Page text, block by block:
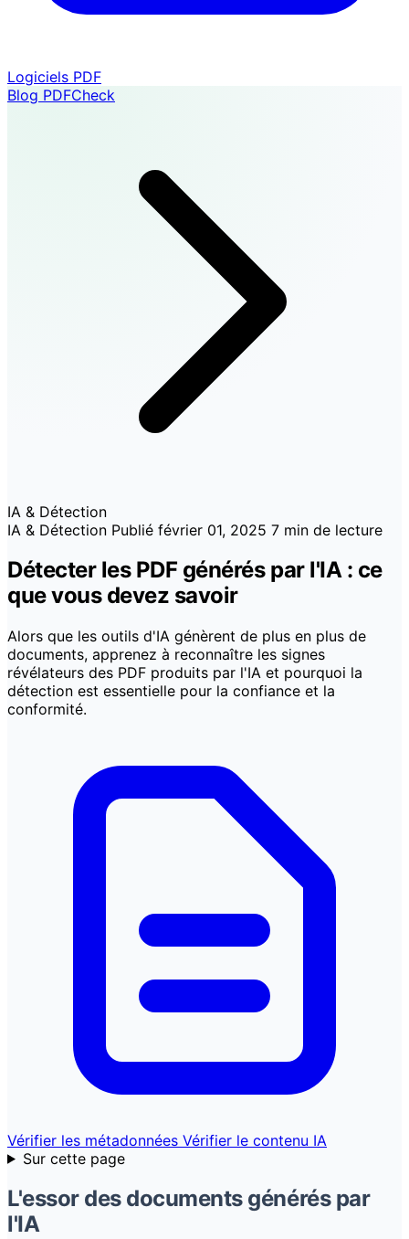
Logiciels PDF
Blog PDFCheck
IA & Détection
IA & Détection Publié février 01, 2025 7 min de lecture
Détecter les PDF générés par l'IA : ce
que vous devez savoir
Alors que les outils d'IA génèrent de plus en plus de
documents, apprenez à reconnaître les signes
révélateurs des PDF produits par l'IA et pourquoi la
détection est essentielle pour la confiance et la
conformité.
Vérifier les métadonnées Vérifier le contenu IA
Sur cette page
L'essor des documents générés par
l'IA